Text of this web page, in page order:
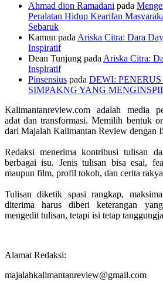
Ahmad dion Ramadani pada
Peralatan Hidup Kearifan
Sebaruk
Kamun pada Ariska Citra: Dara
Inspiratif
Dean Tunjung pada Ariska Citra:
Inspiratif
Pinsensius pada DEWI:
SIMPAKNG YANG
Kalimantanreview.com adalah media
adat dan transformasi. Memilih bentuk
dari Majalah Kalimantan Review dengan
Redaksi menerima kontribusi tulisan
berbagai isu. Jenis tulisan bisa esai,
maupun film, profil tokoh, dan cerita
Tulisan diketik spasi rangkap,
diterima harus diberi keterangan
mengedit tulisan, tetapi isi tetap
Alamat Redaksi:
majalahkalimantanreview@gmail.com